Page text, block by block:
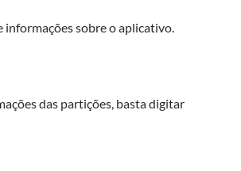
informações sobre o aplicativo.
das partições, basta digitar